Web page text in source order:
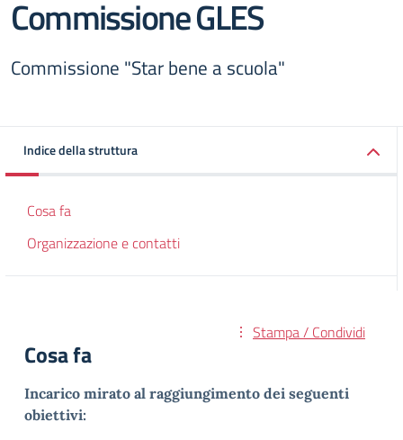
Commissione GLES
Commissione "Star bene a scuola"
Indice della struttura
Cosa fa
Organizzazione e contatti
Stampa / Condividi
Cosa fa
Incarico mirato al raggiungimento dei seguenti
obiettivi: